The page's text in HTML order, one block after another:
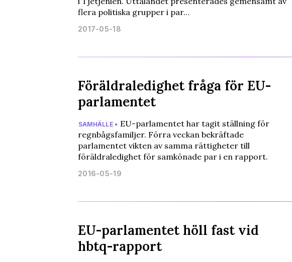
flera politiska grupper i par…
2017-05-18
Föräldraledighet fråga för EU-
parlamentet
SAMHÄLLE • EU-parlamentet har tagit ställning för
regnbågsfamiljer. Förra veckan bekräftade
parlamentet vikten av samma rättigheter till
föräldraledighet för samkönade par i en rapport.
2016-05-19
EU-parlamentet höll fast vid
hbtq-rapport